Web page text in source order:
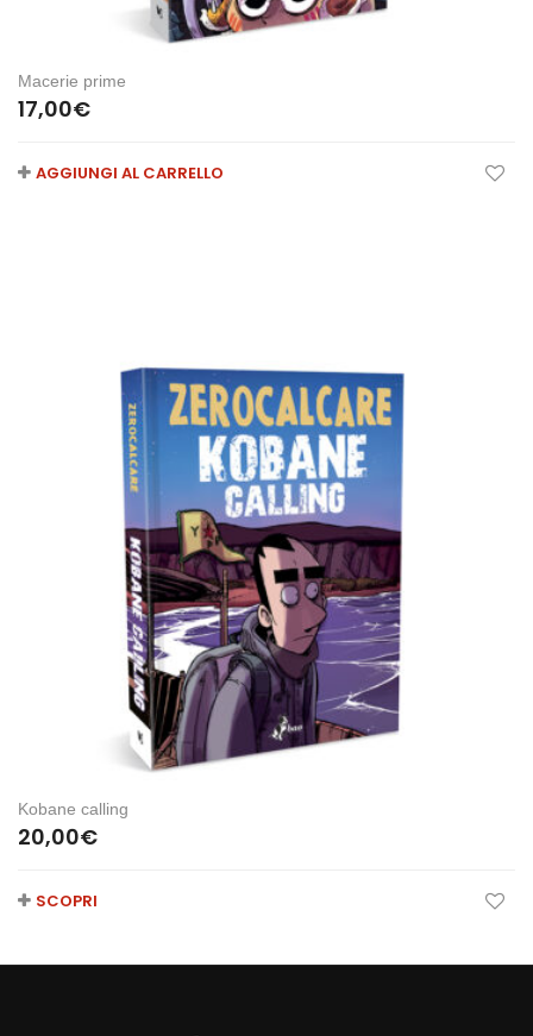
Macerie prime
17,00€
AGGIUNGI AL CARRELLO
Kobane calling
20,00€
SCOPRI